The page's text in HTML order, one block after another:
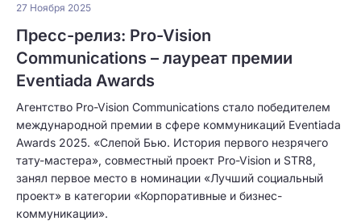
27 Ноября 2025
Пресс-релиз: Pro-Vision
Communications – лауреат премии
Eventiada Awards
Агентство Pro-Vision Communications стало победителем
международной премии в сфере коммуникаций Eventiada
Awards 2025. «Слепой Бью. История первого незрячего
тату-мастера», совместный проект Pro-Vision и STR8,
занял первое место в номинации «Лучший социальный
проект» в категории «Корпоративные и бизнес-
коммуникации».